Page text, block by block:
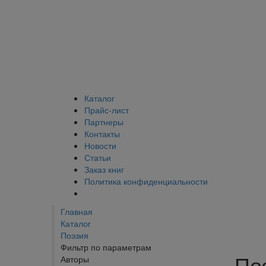
Каталог
Прайс-лист
Партнеры
Контакты
Новости
Статьи
Заказ книг
Политика конфиденциальности
Главная
Каталог
Поэзия
Фильтр по параметрам
Авторы